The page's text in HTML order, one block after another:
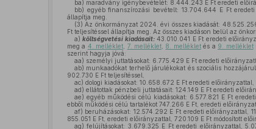
ba) maradvány igénybevételét: 8.444.243 E Ft eredeti
bb) egyéb finanszírozási bevételt: 13.704.644 E Ft
állapítja meg.
(3) Az önkormányzat 2024. évi összes kiadását:
Ft teljesítéssel állapítja meg. Az összes kiadáson belül az
a) költségvetési kiadásait:43.010.041 E Ft eredeti
meg a 4. melléklet 7. melléklet, 8. mellékletés a 9. melléklet
szerint hagyja jóvá:
aa) személyi juttatásokat: 6.775.429 E Ft eredeti
ab) munkaadókat terhelő járulékokat és szociális
902.730 E Ft teljesítéssel,
ac) dologi kiadásokat: 10.658.672 E Ft eredeti
ad) ellátottak pénzbeli juttatásait: 124.149 E Ft eredeti
ae) egyéb működési célú kiadásokat: 6.577.821 E Ft
ebből működési célú tartalékot 747.266 E Ft, eredeti
af) beruházásokat: 12.574.292 E Ft eredeti előirányzattal,
855.051 E Ft, eredeti előirányzattal, 720.109 E Ft módosított
ag) felújításokat: 3.679.325 E Ft eredeti előirányzattal,